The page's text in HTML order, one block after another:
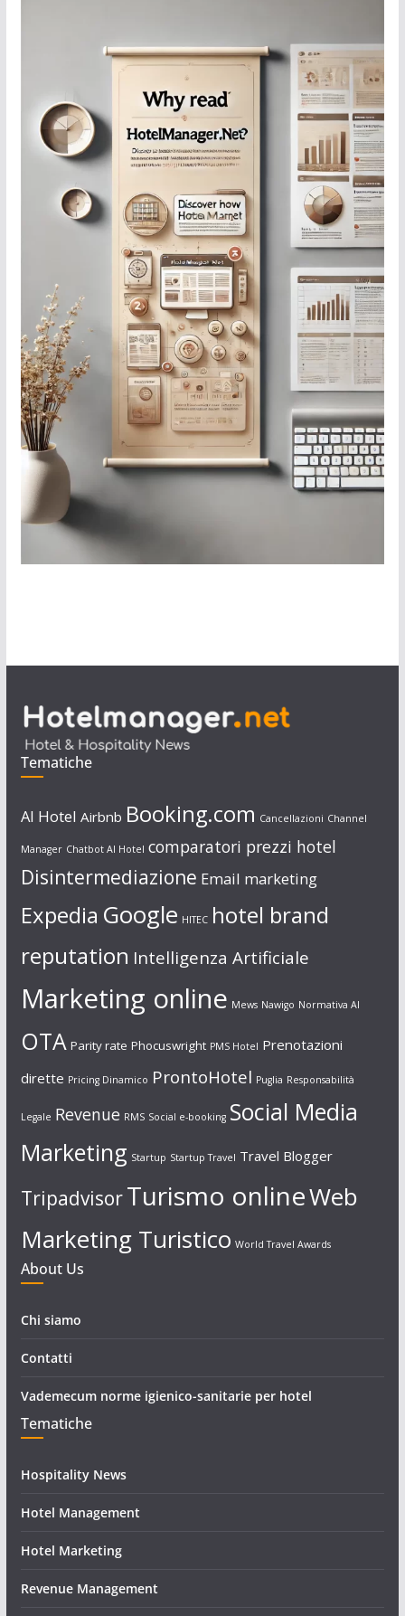
Tematiche
AI Hotel Airbnb Booking.com Cancellazioni Channel
Manager Chatbot AI Hotel comparatori prezzi hotel
Disintermediazione Email marketing
Expedia Google HITEC hotel brand
reputation Intelligenza Artificiale
Marketing online Mews Nawigo Normativa AI
OTA Parity rate Phocuswright PMS Hotel Prenotazioni
dirette Pricing Dinamico ProntoHotel Puglia Responsabilità
Legale Revenue RMS Social e-booking Social Media
Marketing Startup Startup Travel Travel Blogger
TripadvisorTurismo onlineWeb
Marketing Turistico World Travel Awards
About Us
Chi siamo
Contatti
Vademecum norme igienico-sanitarie per hotel
Tematiche
Hospitality News
Hotel Management
Hotel Marketing
Revenue Management